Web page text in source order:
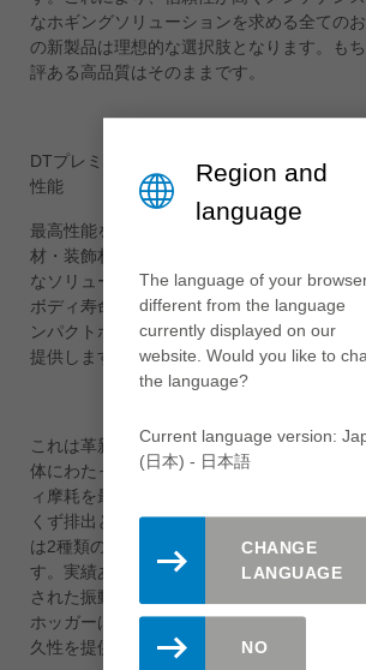
なホギングソリューションを求める全ての
の新製品は理想的な選択肢となります。も
評ある高品質はそのままです。
DTプレミアムコンパクトホッガー：要求の
性能
最高性能を体現しています。特に頻繁な数
材・装飾材において、生産性と品質を同時
なソリューションです。その最大の強みは
ボディ寿命にあります。要求の高い材料で
ンパクトホッガーはエッジや狭い領域で一
提供します。
これは革新的な刃形設計により実現され、
体にわたって精密な加工結果を保証します
ィ摩耗を最小限に抑えつつ加工精度を保証
くず排出と振動吸収構造により支えられて
は2種類の刃形から選択可能で、最大15回
す。実績あるDFC® 切屑排出、広々とした
された振動吸収構造により補完されたDT
ホッガーは、多様なパネル材の加工におい
久性を提供します。
Region and
language
The language of your
different from the language
currently displayed on our
website. Would you like to
the language?
Current language version:
(日本) - 日本語
CHANGE
LANGUAGE
NO